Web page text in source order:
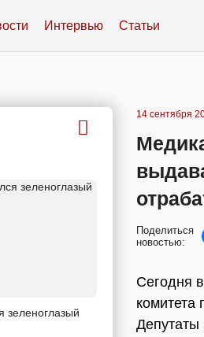
Интервью Статьи
зеленоглазый
14 сентября
Поделиться
новостью:
Сегодня
комитета
Депутаты